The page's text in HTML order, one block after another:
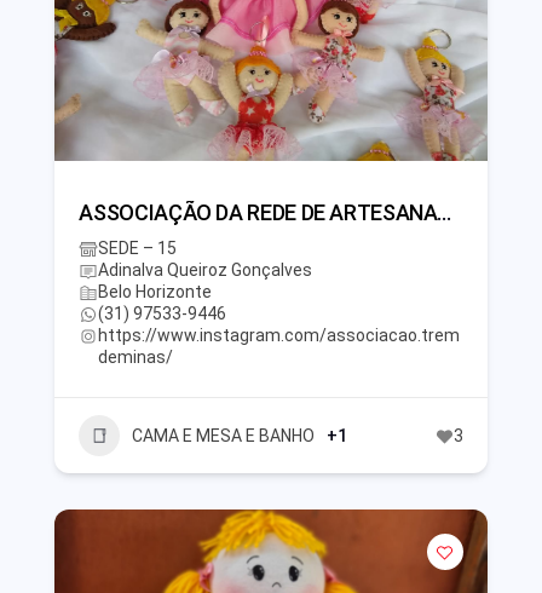
ASSOCIAÇÃO DA REDE DE ARTESANATO SOLIDÁRIO TREM DE MINAS
SEDE – 15
Adinalva Queiroz Gonçalves
Belo Horizonte
(31) 97533-9446
https://www.instagram.com/associacao.trem
deminas/
CAMA E MESA E BANHO +1 3